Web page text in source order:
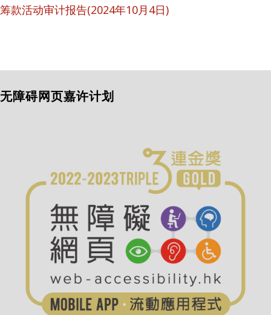
筹款活动审计报告(2024年10月4日)
无障碍网页嘉许计划